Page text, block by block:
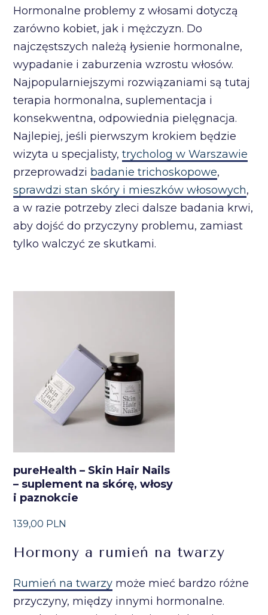
Hormonalne problemy z włosami dotyczą
zarówno kobiet, jak i mężczyzn. Do
najczęstszych należą łysienie hormonalne,
wypadanie i zaburzenia wzrostu włosów.
Najpopularniejszymi rozwiązaniami są tutaj
terapia hormonalna, suplementacja i
konsekwentna, odpowiednia pielęgnacja.
Najlepiej, jeśli pierwszym krokiem będzie
wizyta u specjalisty,trycholog w Warszawie
przeprowadzi badanie trichoskopowe,
sprawdzi stan skóry i mieszków włosowych,
a w razie potrzeby zleci dalsze badania krwi,
aby dojść do przyczyny problemu, zamiast
tylko walczyć ze skutkami.
pureHealth – Skin Hair Nails
– suplement na skórę, włosy
i paznokcie
139,00 PLN
Hormony a rumień na twarzy
Rumień na twarzy może mieć bardzo różne
przyczyny, między innymi hormonalne.